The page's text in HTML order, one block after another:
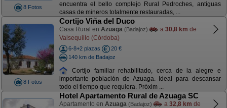
8 Fotos
encuentra el bello complejo Rural Pedroches, antiguas
casas de mineros totalmente restauradas, ...
8 Fotos
Cortijo Viña del Duco
Casa Rural en Azuaga (Badajoz) a 30,8 km de
Valsequillo (Córdoba)
6-8+2 plazas
20 €
140 km de Badajoz
Cortijo familiar rehabilitado, cerca de la alegre e
importante población de Azuaga. Ideal para descansar
todo el tiempo que requiera. Próxim ...
Hotel Apartamento Rural de Azuaga SC
Apartamento en Azuaga (Badajoz) a 32,8 km de